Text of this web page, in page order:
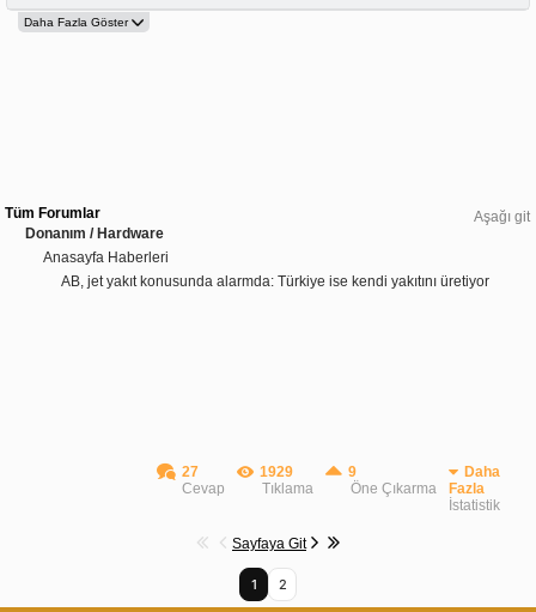
Aşağı git
Tüm Forumlar
Donanım / Hardware
Anasayfa Haberleri
AB, jet yakıt konusunda alarmda: Türkiye ise kendi yakıtını üretiyor
27
Cevap
1929
Tıklama
9
Öne Çıkarma
Daha
Fazla
İstatistik
Sayfaya Git
1 2